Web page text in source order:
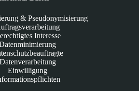
& Pseudonymisierung
Interesse
Datenverarbeitung
Einwilligung